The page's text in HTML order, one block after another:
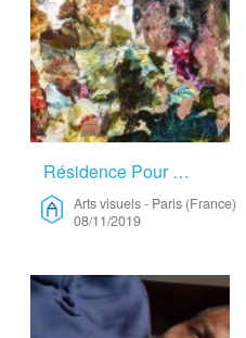
Résidence Pour Duo D’artiste – Arts Visuels
Arts visuels- Paris (France)
08/11/2019